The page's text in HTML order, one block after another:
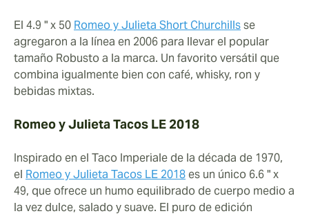
El 4.9 " x 50 Romeo y Julieta Short Churchillsse
agregaron a la línea en 2006 para llevar el popular
tamaño Robusto a la marca. Un favorito versátil que
combina igualmente bien con café, whisky, ron y
bebidas mixtas.
Romeo y Julieta Tacos LE 2018
Inspirado en el Taco Imperiale de la década de 1970,
el Romeo y Julieta Tacos LE 2018es un único 6.6 " x
49, que ofrece un humo equilibrado de cuerpo medio a
la vez dulce, salado y suave. El puro de edición